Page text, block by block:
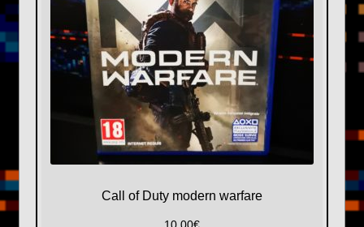
Call of Duty modern warfare